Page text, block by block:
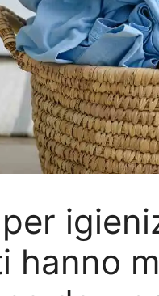
hanno